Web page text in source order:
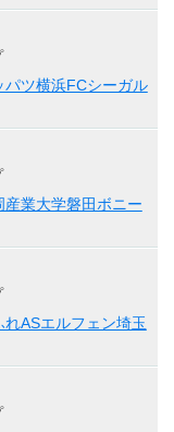
パツ横浜FCシーガル
産業大学磐田ボニー
れASエルフェン埼玉